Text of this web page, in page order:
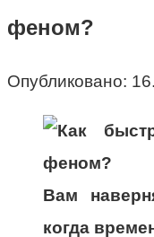
феном?
Опубликовано:
Вам
когда